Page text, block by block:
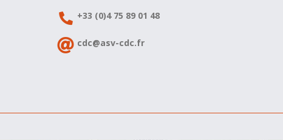
+33 (0)4 75 89 01 48
cdc@asv-cdc.fr